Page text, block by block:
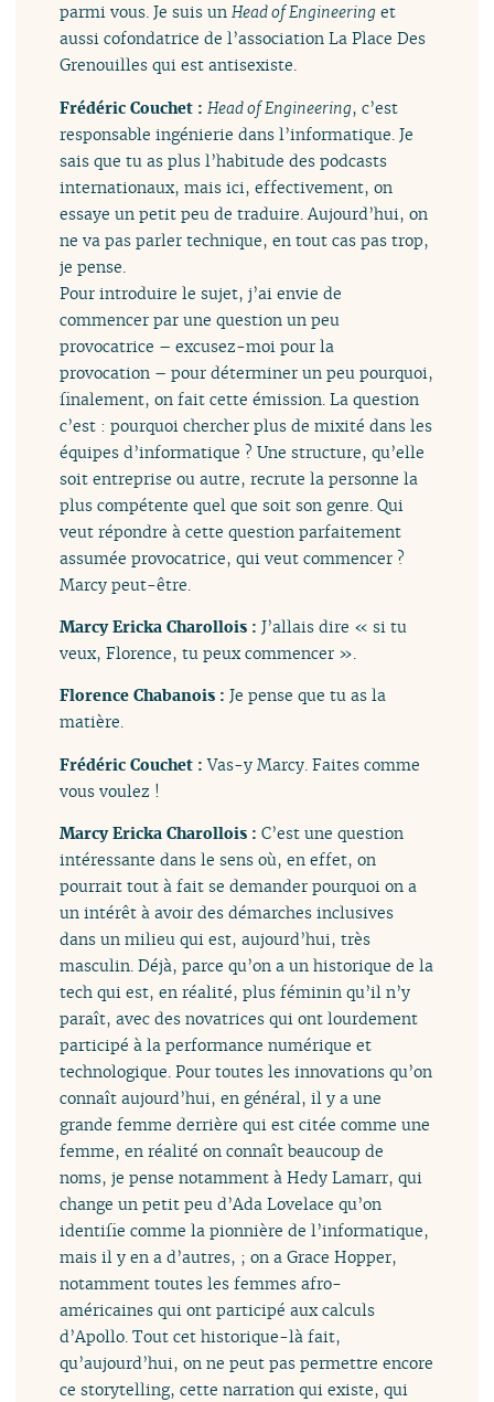
parmi vous. Je suis unHead of Engineering et
aussi cofondatrice de l’association La Place Des
Grenouilles qui est antisexiste.
Frédéric Couchet : Head of Engineering, c’est
responsable ingénierie dans l’informatique. Je
sais que tu as plus l’habitude des podcasts
internationaux, mais ici, effectivement, on
essaye un petit peu de traduire. Aujourd’hui, on
ne va pas parler technique, en tout cas pas trop,
je pense.
Pour introduire le sujet, j’ai envie de
commencer par une question un peu
provocatrice – excusez-moi pour la
provocation – pour déterminer un peu pourquoi,
finalement, on fait cette émission. La question
c’est : pourquoi chercher plus de mixité dans les
équipes d’informatique ? Une structure, qu’elle
soit entreprise ou autre, recrute la personne la
plus compétente quel que soit son genre. Qui
veut répondre à cette question parfaitement
assumée provocatrice, qui veut commencer ?
Marcy peut-être.
Marcy Ericka Charollois :J’allais dire « si tu
veux, Florence, tu peux commencer ».
Florence Chabanois :Je pense que tu as la
matière.
Frédéric Couchet :Vas-y Marcy. Faites comme
vous voulez !
Marcy Ericka Charollois :C’est une question
intéressante dans le sens où, en effet, on
pourrait tout à fait se demander pourquoi on a
un intérêt à avoir des démarches inclusives
dans un milieu qui est, aujourd’hui, très
masculin. Déjà, parce qu’on a un historique de la
tech qui est, en réalité, plus féminin qu’il n’y
paraît, avec des novatrices qui ont lourdement
participé à la performance numérique et
technologique. Pour toutes les innovations qu’on
connaît aujourd’hui, en général, il y a une
grande femme derrière qui est citée comme une
femme, en réalité on connaît beaucoup de
noms, je pense notamment à Hedy Lamarr, qui
change un petit peu d’Ada Lovelace qu’on
identifie comme la pionnière de l’informatique,
mais il y en a d’autres, ; on a Grace Hopper,
notamment toutes les femmes afro-
américaines qui ont participé aux calculs
d’Apollo. Tout cet historique-là fait,
qu’aujourd’hui, on ne peut pas permettre encore
ce storytelling, cette narration qui existe, qui